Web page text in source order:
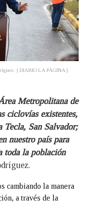
| DIARIO LA PÁGINA |
Metropolitana de
ciclovías existentes,
Tecla, San Salvador;
nuestro país para
toda la población
cambiando la manera
a través de la